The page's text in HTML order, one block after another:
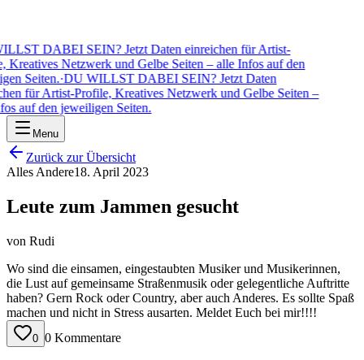
DABEI SEIN? Jetzt Daten einreichen für Artist-
Kreatives Netzwerk und Gelbe Seiten – alle Infos auf den
Seiten.·DU WILLST DABEI SEIN? Jetzt Daten
für Artist-Profile, Kreatives Netzwerk und Gelbe Seiten –
auf den jeweiligen Seiten.
Menu
Zurück zur Übersicht
Alles Andere18. April 2023
Leute zum Jammen gesucht
von Rudi
Wo sind die einsamen, eingestaubten Musiker und Musikerinnen,
die Lust auf gemeinsame Straßenmusik oder gelegentliche Auftritte
haben? Gern Rock oder Country, aber auch Anderes. Es sollte Spaß
machen und nicht in Stress ausarten. Meldet Euch bei mir!!!!
0 0 Kommentare